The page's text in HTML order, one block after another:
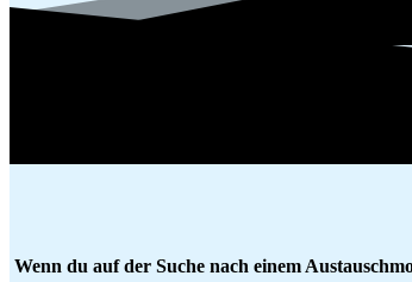
Wenn du auf der Suche nach einem